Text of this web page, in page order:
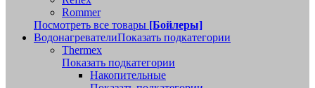
Rommer
Посмотреть все товары [Бойлеры]
ВодонагревателиПоказать подкатегории
Thermex
Показать подкатегории
Накопительные